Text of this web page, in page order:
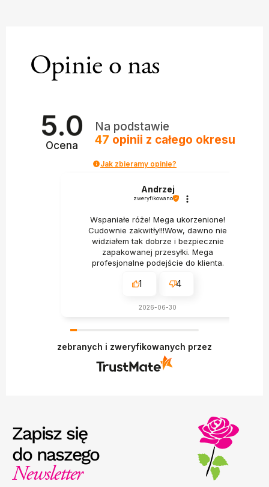
Opinie o nas
5.0
Ocena
Na podstawie
47 opinii z całego okresu
Jak zbieramy opinie?
Andrzej
zweryfikowano
Wspaniałe róże! Mega ukorzenione!
Cudownie zakwitły!!!Wow, dawno nie
widziałem tak dobrze i bezpiecznie
zapakowanej przesyłki. Mega
profesjonalne podejście do klienta.
1 4
2026-06-30
zebranych i zweryfikowanych przez
Zapisz się
do naszego
Newsletter